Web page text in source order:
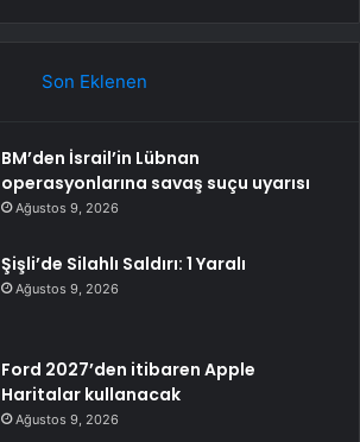
Son Eklenen
BM’den İsrail’in Lübnan
operasyonlarına savaş suçu uyarısı
Ağustos 9, 2026
Şişli’de Silahlı Saldırı: 1 Yaralı
Ağustos 9, 2026
Ford 2027’den itibaren Apple
Haritalar kullanacak
Ağustos 9, 2026